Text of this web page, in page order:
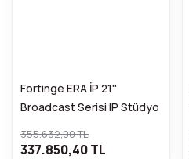
Fortinge ERA İP 21''
Broadcast Serisi IP Stüdyo
355.632,00 TL
337.850,40 TL